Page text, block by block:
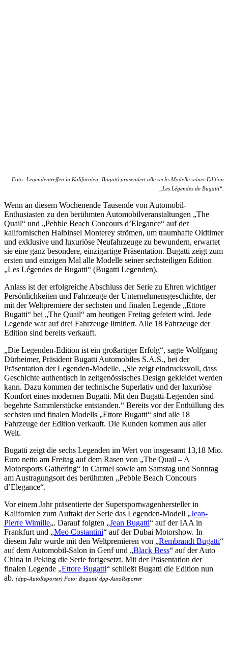
Foto: Legendentreffen in Kalifornien: Bugatti präsentiert alle sechs Modelle seiner Edition
„Les Légendes de Bugatti“.
Wenn an diesem Wochenende Tausende von Automobil-
Enthusiasten zu den berühmten Automobilveranstaltungen „The
Quail“ und „Pebble Beach Concours d’Elegance“ auf der
kalifornischen Halbinsel Monterey strömen, um traumhafte Oldtimer
und exklusive und luxuriöse Neufahrzeuge zu bewundern, erwartet
sie eine ganz besondere, einzigartige Präsentation. Bugatti zeigt zum
ersten und einzigen Mal alle Modelle seiner sechsteiligen Edition
„Les Légendes de Bugatti“ (Bugatti Legenden).
Anlass ist der erfolgreiche Abschluss der Serie zu Ehren wichtiger
Persönlichkeiten und Fahrzeuge der Unternehmensgeschichte, der
mit der Weltpremiere der sechsten und finalen Legende „Ettore
Bugatti“ bei „The Quail“ am heutigen Freitag gefeiert wird. Jede
Legende war auf drei Fahrzeuge limitiert. Alle 18 Fahrzeuge der
Edition sind bereits verkauft.
„Die Legenden-Edition ist ein großartiger Erfolg“, sagte Wolfgang
Dürheimer, Präsident Bugatti Automobiles S.A.S., bei der
Präsentation der Legenden-Modelle. „Sie zeigt eindrucksvoll, dass
Geschichte authentisch in zeitgenössisches Design gekleidet werden
kann. Dazu kommen der technische Superlativ und der luxuriöse
Komfort eines modernen Bugatti. Mit den Bugatti-Legenden sind
begehrte Sammlerstücke entstanden.“ Bereits vor der Enthüllung des
sechsten und finalen Modells „Ettore Bugatti“ sind alle 18
Fahrzeuge der Edition verkauft. Die Kunden kommen aus aller
Welt.
Bugatti zeigt die sechs Legenden im Wert von insgesamt 13,18 Mio.
Euro netto am Freitag auf dem Rasen von „The Quail – A
Motorsports Gathering“ in Carmel sowie am Samstag und Sonntag
am Austragungsort des berühmten „Pebble Beach Concours
d’Elegance“.
Vor einem Jahr präsentierte der Supersportwagenhersteller in
Kalifornien zum Auftakt der Serie das Legenden-Modell „Jean-
Pierre Wimille„. Darauf folgten „Jean Bugatti“ auf der IAA in
Frankfurt und „Meo Costantini“ auf der Dubai Motorshow. In
diesem Jahr wurde mit den Weltpremieren von „Rembrandt Bugatti“
auf dem Automobil-Salon in Genf und „Black Bess“ auf der Auto
China in Peking die Serie fortgesetzt. Mit der Präsentation der
finalen Legende „Ettore Bugatti“ schließt Bugatti die Edition nun
ab. (dpp-AutoReporter) Foto: Bugatti/ dpp-AutoReporter